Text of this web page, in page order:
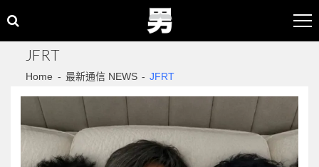
to
navigation
to
contentJFRT
Home 最新通信 NEWS JFRT